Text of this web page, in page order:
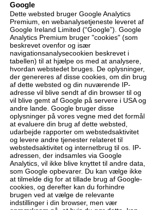
Google
Dette websted bruger Google Analytics
Premium, en webanalysetjeneste leveret af
Google Ireland Limited (“Google”). Google
Analytics Premium bruger "cookies" (som
beskrevet ovenfor og især
navigationsanalysecookien beskrevet i
tabellen) til at hjælpe os med at analysere,
hvordan webstedet bruges. De oplysninger,
der genereres af disse cookies, om din brug
af dette websted og din nuværende IP-
adresse vil blive sendt af din browser til og
vil blive gemt af Google på servere i USA og
andre lande. Google bruger disse
oplysninger på vores vegne med det formål
at evaluere din brug af dette websted,
udarbejde rapporter om webstedsaktivitet
og levere andre tjenester relateret til
webstedsaktivitet og internetbrug til os. IP-
adressen, der indsamles via Google
Analytics, vil ikke blive knyttet til andre data,
som Google opbevarer. Du kan vælge ikke
at tilmelde dig for at tillade brug af Google-
cookies, og derefter kan du forhindre
brugen ved at vælge de relevante
indstillinger i din browser, men vær